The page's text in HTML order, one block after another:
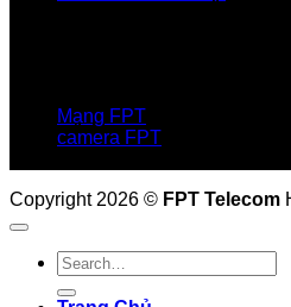
Mạng FPT
camera FPT
Copyright 2026 © FPT Telecom